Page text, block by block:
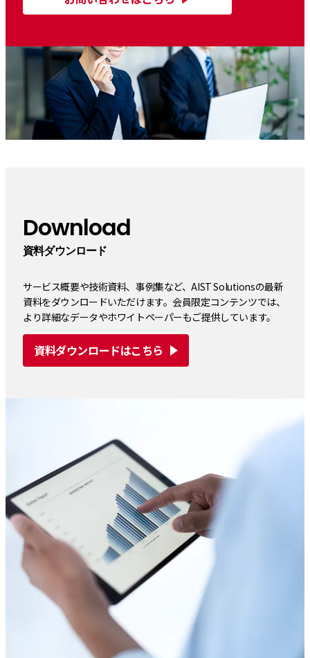
Download
資料ダウンロード
サービス概要や技術資料、事例集など、AIST Solutionsの最新
資料をダウンロードいただけます。会員限定コンテンツでは、
より詳細なデータやホワイトペーパーもご提供しています。
資料ダウンロードはこちら